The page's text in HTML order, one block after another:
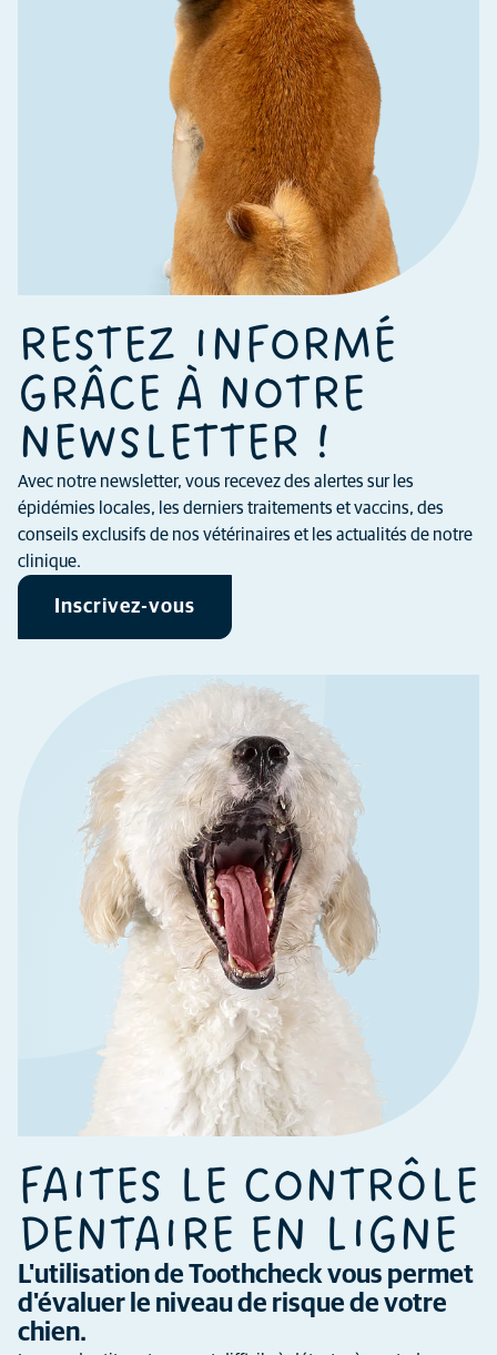
RESTEZ INFORMÉ
GRÂCE À NOTRE
NEWSLETTER !
Avec notre newsletter, vous recevez des alertes sur les
épidémies locales, les derniers traitements et vaccins, des
conseils exclusifs de nos vétérinaires et les actualités de notre
clinique.
Inscrivez-vous
FAITES LE CONTRÔLE
DENTAIRE EN LIGNE
L'utilisation de Toothcheck vous permet
d'évaluer le niveau de risque de votre
chien.